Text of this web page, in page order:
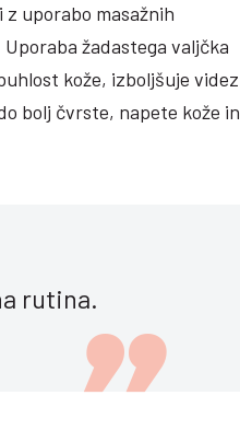
uporabo masažnih
žadastega valjčka
kože, izboljšuje videz
bolj čvrste, napete kože in
rutina.